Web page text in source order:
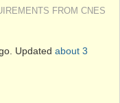
FROM CNES
Updated about 3